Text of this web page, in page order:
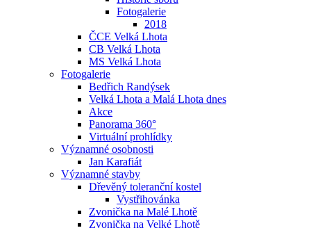
Fotogalerie
2018
ČCE Velká Lhota
CB Velká Lhota
MS Velká Lhota
Fotogalerie
Bedřich Randýsek
Velká Lhota a Malá Lhota dnes
Akce
Panorama 360°
Virtuální prohlídky
Významné osobnosti
Jan Karafiát
Významné stavby
Dřevěný toleranční kostel
Vystřihovánka
Zvonička na Malé Lhotě
Zvonička na Velké Lhotě